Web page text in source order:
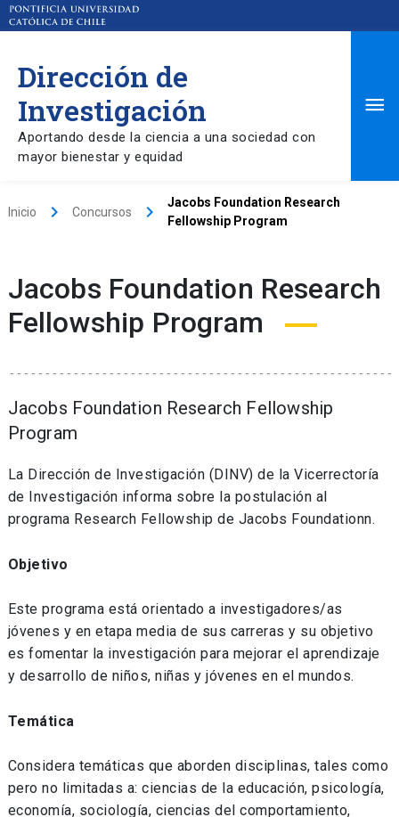
Dirección de
Investigación
Aportando desde la ciencia a una sociedad con
mayor bienestar y equidad
Inicio keyboard_arrow_right Concursos keyboard_arrow_right
Jacobs Foundation Research
Fellowship Program
Jacobs Foundation Research
Fellowship Program
Jacobs Foundation Research Fellowship
Program
La Dirección de Investigación (DINV) de la Vicerrectoría
de Investigación informa sobre la postulación al
programa Research Fellowship de Jacobs Foundationn.
Objetivo
Este programa está orientado a investigadores/as
jóvenes y en etapa media de sus carreras y su objetivo
es fomentar la investigación para mejorar el aprendizaje
y desarrollo de niños, niñas y jóvenes en el mundos.
Temática
Considera temáticas que aborden disciplinas, tales como
pero no limitadas a: ciencias de la educación, psicología,
economía, sociología, ciencias del comportamiento,